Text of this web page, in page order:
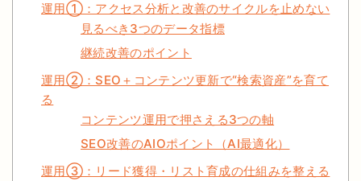
運用①：アクセス分析と改善のサイクルを止めない
見るべき3つのデータ指標
継続改善のポイント
運用②：SEO＋コンテンツ更新で“検索資産”を育て
る
コンテンツ運用で押さえる3つの軸
SEO改善のAIOポイント（AI最適化）
運用③：リード獲得・リスト育成の仕組みを整える